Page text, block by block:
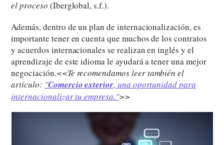
el proceso (Iberglobal, s.f.).
Además, dentro de un plan de internacionalización, es
importante tener en cuenta que muchos de los contratos
y acuerdos internacionales se realizan en inglés y el
aprendizaje de este idioma le ayudará a tener una mejor
negociación.<<Te recomendamos leer también el
artículo: "Comercio exterior, una oportunidad para
internacionalizar tu empresa.">>